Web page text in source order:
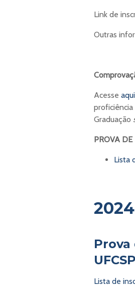
Link de
Outras
Acesse aqui
Graduação
PROVA
Lista
2024
Lista de